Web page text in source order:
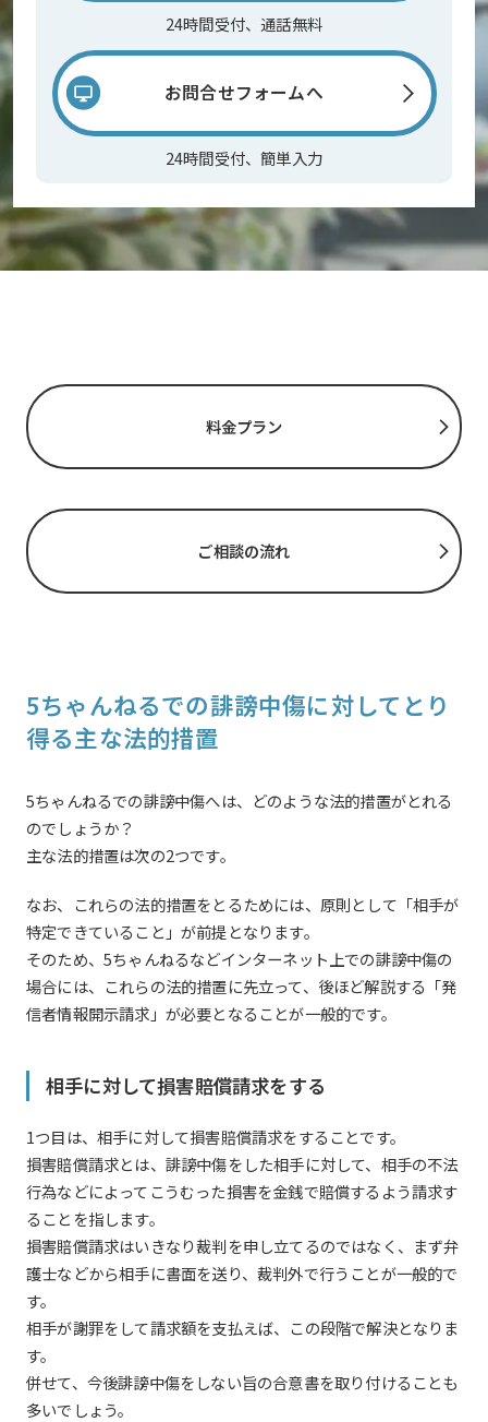
24時間受付、通話無料
お問合せフォームへ
24時間受付、簡単入力
料金プラン
ご相談の流れ
5ちゃんねるでの誹謗中傷に対してとり
得る主な法的措置
5ちゃんねるでの誹謗中傷へは、どのような法的措置がとれる
のでしょうか？
主な法的措置は次の2つです。
なお、これらの法的措置をとるためには、原則として「相手が
特定できていること」が前提となります。
そのため、5ちゃんねるなどインターネット上での誹謗中傷の
場合には、これらの法的措置に先立って、後ほど解説する「発
信者情報開示請求」が必要となることが一般的です。
相手に対して損害賠償請求をする
1つ目は、相手に対して損害賠償請求をすることです。
損害賠償請求とは、誹謗中傷をした相手に対して、相手の不法
行為などによってこうむった損害を金銭で賠償するよう請求す
ることを指します。
損害賠償請求はいきなり裁判を申し立てるのではなく、まず弁
護士などから相手に書面を送り、裁判外で行うことが一般的で
す。
相手が謝罪をして請求額を支払えば、この段階で解決となりま
す。
併せて、今後誹謗中傷をしない旨の合意書を取り付けることも
多いでしょう。